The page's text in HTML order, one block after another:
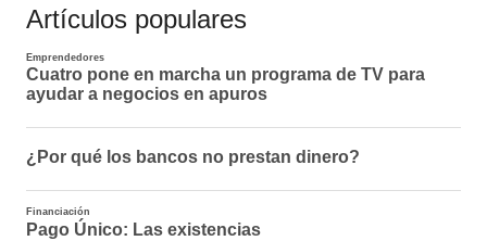
Artículos populares